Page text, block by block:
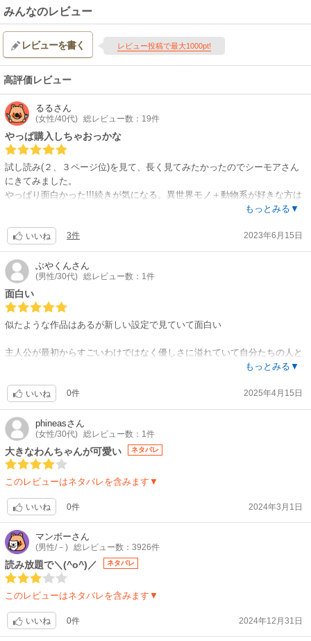
みんなのレビュー
レビューを書く レビュー投稿で最大1000pt!
高評価レビュー
るるさん
(女性/40代) 総レビュー数：19件
やっぱ購入しちゃおっかな
試し読み(２、３ページ位)を見て、長く見てみたかったのでシーモアさん
にきてみました。
やっぱり面白かった!!!続きが気になる。異世界モノ＋動物系が好きな方は
見て間違いないと思います。そして私は今から１巻買っちゃいます(笑)
もっとみる▼
いいね 3件 2023年6月15日
ぶやくんさん
(男性/30代) 総レビュー数：1件
面白い
似たような作品はあるが新しい設定で見ていて面白い
主人公が最初からすごいわけではなく優しさに溢れていて自分たちの人と
もっとみる▼
いいね 0件 2025年4月15日
phineasさん
(女性/30代) 総レビュー数：1件
大きなわんちゃんが可愛い ネタバレ
このレビューはネタバレを含みます▼
いいね 0件 2024年3月1日
マンボーさん
(男性/－) 総レビュー数：3926件
読み放題で＼(^o^)／ ネタバレ
このレビューはネタバレを含みます▼
いいね 0件 2024年12月31日